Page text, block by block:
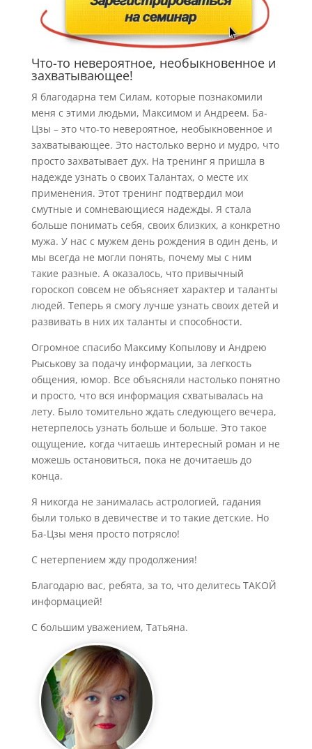
Что-то невероятное, необыкновенное и
захватывающее!
Я благодарна тем Силам, которые познакомили
меня с этими людьми, Максимом и Андреем. Ба-
Цзы – это что-то невероятное, необыкновенное и
захватывающее. Это настолько верно и мудро, что
просто захватывает дух. На тренинг я пришла в
надежде узнать о своих Талантах, о месте их
применения. Этот тренинг подтвердил мои
смутные и сомневающиеся надежды. Я стала
больше понимать себя, своих близких, а конкретно
мужа. У нас с мужем день рождения в один день, и
мы всегда не могли понять, почему мы с ним
такие разные. А оказалось, что привычный
гороскоп совсем не объясняет характер и таланты
людей. Теперь я смогу лучше узнать своих детей и
развивать в них их таланты и способности.
Огромное спасибо Максиму Копылову и Андрею
Рыськову за подачу информации, за легкость
общения, юмор. Все объясняли настолько понятно
и просто, что вся информация схватывалась на
лету. Было томительно ждать следующего вечера,
нетерпелось узнать больше и больше. Это такое
ощущение, когда читаешь интересный роман и не
можешь остановиться, пока не дочитаешь до
конца.
Я никогда не занималась астрологией, гадания
были только в девичестве и то такие детские. Но
Ба-Цзы меня просто потрясло!
С нетерпением жду продолжения!
Благодарю вас, ребята, за то, что делитесь ТАКОЙ
информацией!
С большим уважением, Татьяна.